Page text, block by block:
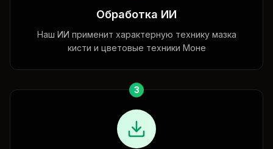
Обработка ИИ
Наш ИИ применит характерную технику мазка
кисти и цветовые техники Моне
3